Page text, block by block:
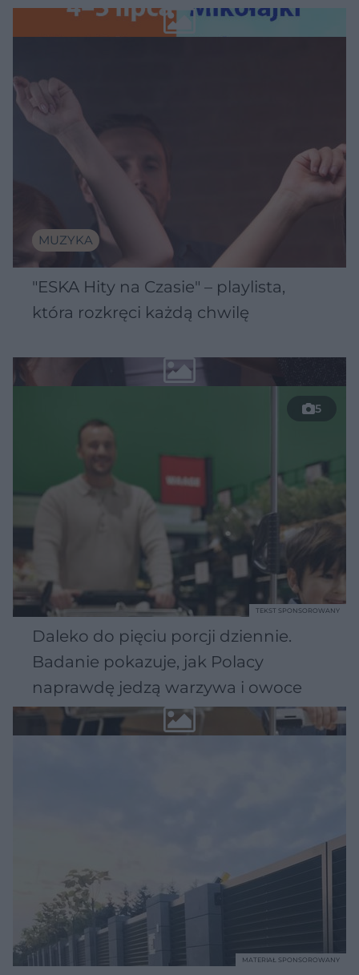
Wawelu
MUZYKA
"ESKA Hity na Czasie" – playlista,
która rozkręci każdą chwilę
5
Daleko do pięciu porcji dziennie.
Badanie pokazuje, jak Polacy
naprawdę jedzą warzywa i owoce
TEKST SPONSOROWANY
MATERIAŁ SPONSOROWANY